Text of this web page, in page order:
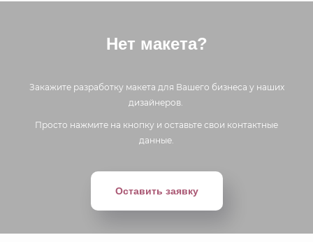
Нет макета?
Закажите разработку макета для Вашего бизнеса у наших
дизайнеров.
Просто нажмите на кнопку и оставьте свои контактные
данные.
Оставить заявку